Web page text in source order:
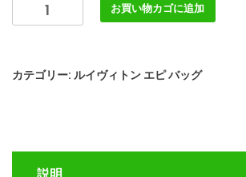
イ
ト
ト
お買い物カゴに追加
カテゴリー: ルイヴィトン エピ バッグ